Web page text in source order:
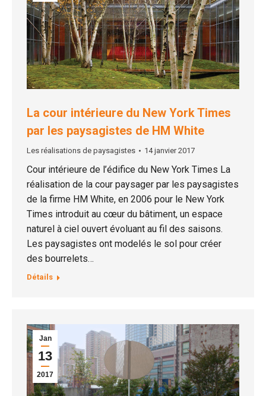
La cour intérieure du New York Times
par les paysagistes de HM White
Les réalisations de paysagistes 14 janvier 2017
Cour intérieure de l’édifice du New York Times La
réalisation de la cour paysager par les paysagistes
de la firme HM White, en 2006 pour le New York
Times introduit au cœur du bâtiment, un espace
naturel à ciel ouvert évoluant au fil des saisons.
Les paysagistes ont modelés le sol pour créer
des bourrelets…
Détails
Jan
13
2017